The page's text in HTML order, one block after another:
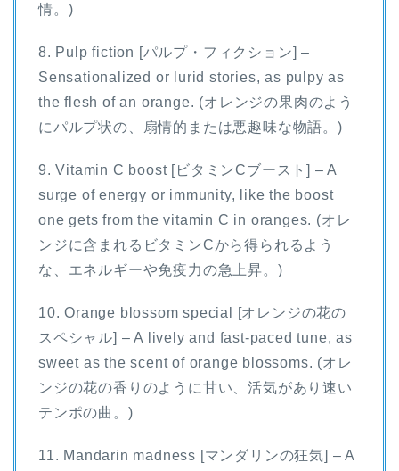
情。)
8. Pulp fiction [パルプ・フィクション] –
Sensationalized or lurid stories, as pulpy as
the flesh of an orange. (オレンジの果肉のよう
にパルプ状の、扇情的または悪趣味な物語。)
9. Vitamin C boost [ビタミンCブースト] – A
surge of energy or immunity, like the boost
one gets from the vitamin C in oranges. (オレ
ンジに含まれるビタミンCから得られるよう
な、エネルギーや免疫力の急上昇。)
10. Orange blossom special [オレンジの花の
スペシャル] – A lively and fast-paced tune, as
sweet as the scent of orange blossoms. (オレ
ンジの花の香りのように甘い、活気があり速い
テンポの曲。)
11. Mandarin madness [マンダリンの狂気] – A